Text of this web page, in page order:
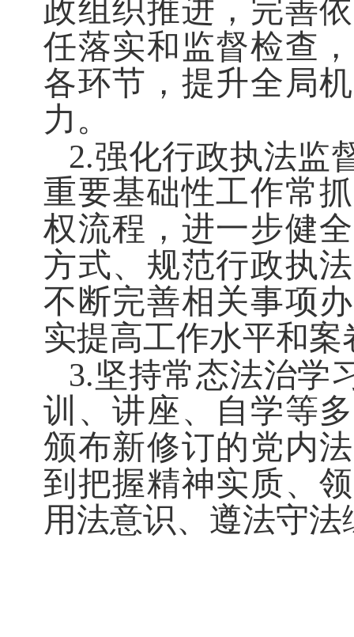
政组织推进，完善
任落实和监督检查
各环节，提升全局
力。
2.强化行政执法监
重要基础性工作常
权流程，进一步健
方式、规范行政执
不断完善相关事项
实提高工作水平和案
3.坚持常态法治学
训、讲座、自学等
颁布新修订的党内
到把握精神实质、
用法意识、遵法守